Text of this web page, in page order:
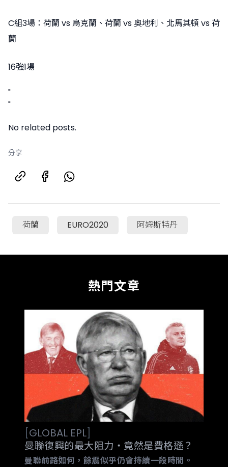
C組3場：荷蘭 vs 烏克蘭、荷蘭 vs 奧地利、北馬其頓 vs 荷
蘭
16強1場
"
"
No related posts.
分享
荷蘭 EURO2020 阿姆斯特丹
熱門文章
[GLOBAL EPL]
曼聯復興的最大阻力‧竟然是費格遜？
曼聯前路如何，餘震似乎仍會持續一段時間。